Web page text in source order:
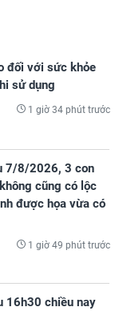
đối với sức khỏe
sử dụng
1 giờ 34 phút trước
7/8/2026, 3 con
cũng có lộc
được họa vừa có
1 giờ 49 phút trước
16h30 chiều nay